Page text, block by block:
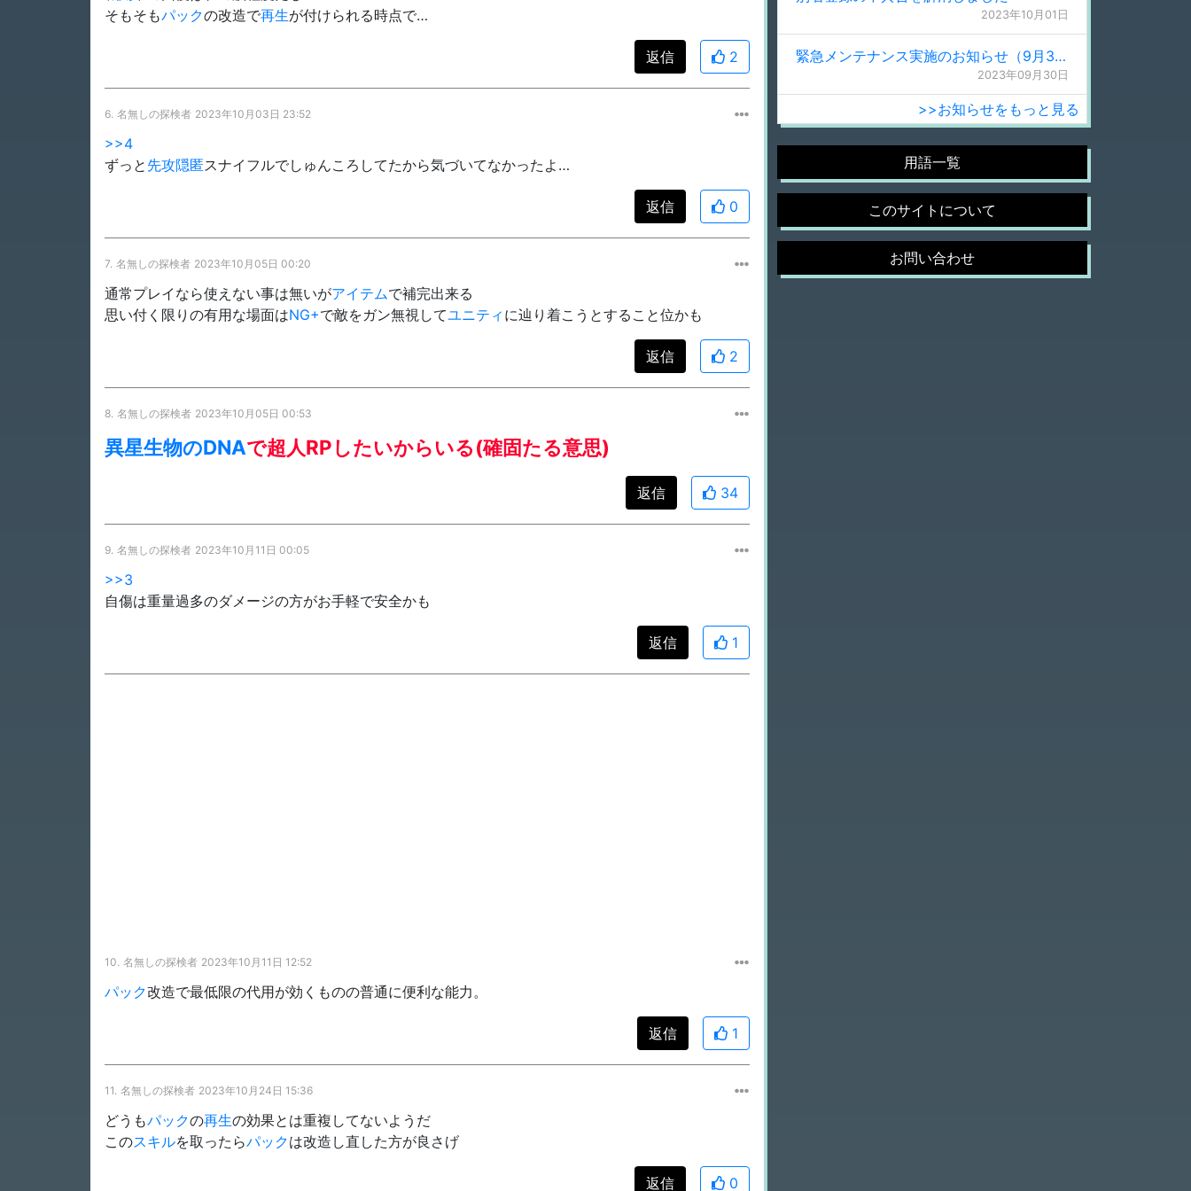
そもそもパックの改造で再生が付けられる時点で…
返信 2
6. 名無しの探検者 2023年10月03日 23:52
>>4
ずっと 先攻隠匿スナイフルでしゅんころしてたから気づいてなかったよ…
返信 0
7. 名無しの探検者 2023年10月05日 00:20
通常プレイなら使えない事は無いがアイテムで補完出来る
思い付く限りの有用な場面はNG+で敵をガン無視してユニティ に辿り着こうとすること位かも
返信 2
8. 名無しの探検者 2023年10月05日 00:53
異星生物のDNAで超人RPしたいからいる(確固たる意思)
返信 34
9. 名無しの探検者 2023年10月11日 00:05
>>3
自傷は重量過多のダメージの方がお手軽で安全かも
返信 1
10. 名無しの探検者 2023年10月11日 12:52
パック改造で最低限の代用が効くものの普通に便利な能力。
返信 1
11. 名無しの探検者 2023年10月24日 15:36
どうもパックの再生の効果とは重複してないようだ
このスキルを取ったらパックは改造し直した方が良さげ
返信 0
2023年10月01日
緊急メンテナンス実施のお知らせ（9月30日 0:15更新）
2023年09月30日
>>お知らせをもっと見る
用語一覧
このサイトについて
お問い合わせ